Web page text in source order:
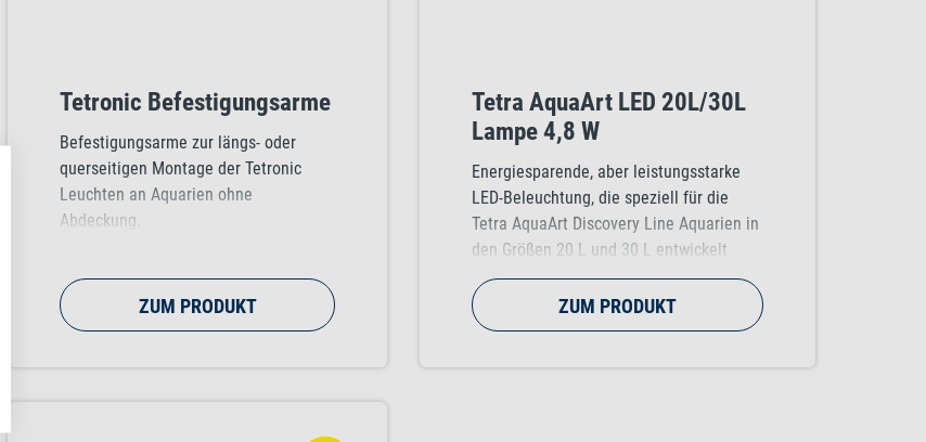
Tetronic Befestigungsarme
Befestigungsarme zur längs- oder
querseitigen Montage der Tetronic
Leuchten an Aquarien ohne
Abdeckung.
ZUM PRODUKT
Tetra AquaArt LED 20L/30L
Lampe 4,8 W
Energiesparende, aber leistungsstarke
LED-Beleuchtung, die speziell für die
Tetra AquaArt Discovery Line Aquarien in
den Größen 20 L und 30 L entwickelt
wurde.
ZUM PRODUKT